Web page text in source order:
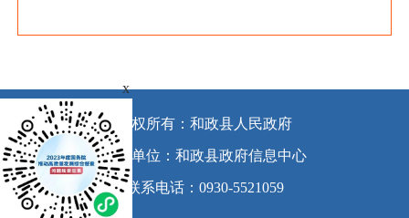
版权所有：和政县人民政府
承办单位：和政县政府信息中心
联系电话：0930-5521059
x